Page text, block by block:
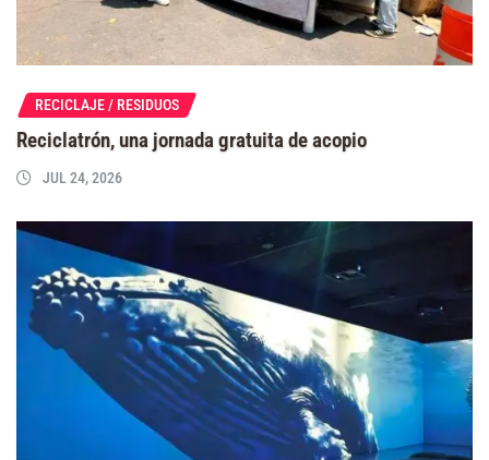
RECICLAJE / RESIDUOS
Reciclatrón, una jornada gratuita de acopio
JUL 24, 2026